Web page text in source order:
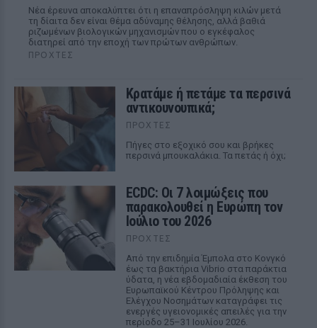
Νέα έρευνα αποκαλύπτει ότι η επαναπρόσληψη κιλών μετά
τη δίαιτα δεν είναι θέμα αδύναμης θέλησης, αλλά βαθιά
ριζωμένων βιολογικών μηχανισμών που ο εγκέφαλος
διατηρεί από την εποχή των πρώτων ανθρώπων.
ΠΡΟΧΤΈΣ
Κρατάμε ή πετάμε τα περσινά
αντικουνουπικά;
ΠΡΟΧΤΈΣ
Πήγες στο εξοχικό σου και βρήκες
περσινά μπουκαλάκια. Τα πετάς ή όχι;
ECDC: Οι 7 λοιμώξεις που
παρακολουθεί η Ευρώπη τον
Ιούλιο του 2026
ΠΡΟΧΤΈΣ
Από την επιδημία Έμπολα στο Κονγκό
έως τα βακτήρια Vibrio στα παράκτια
ύδατα, η νέα εβδομαδιαία έκθεση του
Ευρωπαϊκού Κέντρου Πρόληψης και
Ελέγχου Νοσημάτων καταγράφει τις
ενεργές υγειονομικές απειλές για την
περίοδο 25–31 Ιουλίου 2026.